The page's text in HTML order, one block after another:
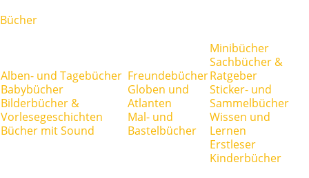
Bücher
Alben- und Tagebücher
Babybücher
Bilderbücher &
Vorlesegeschichten
Bücher mit Sound
Freundebücher
Globen und
Atlanten
Mal- und
Bastelbücher
Minibücher
Sachbücher &
Ratgeber
Sticker- und
Sammelbücher
Wissen und
Lernen
Erstleser
Kinderbücher